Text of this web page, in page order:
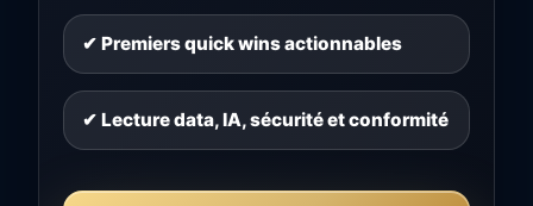
✔ Premiers quick wins actionnables
✔ Lecture data, IA, sécurité et conformité